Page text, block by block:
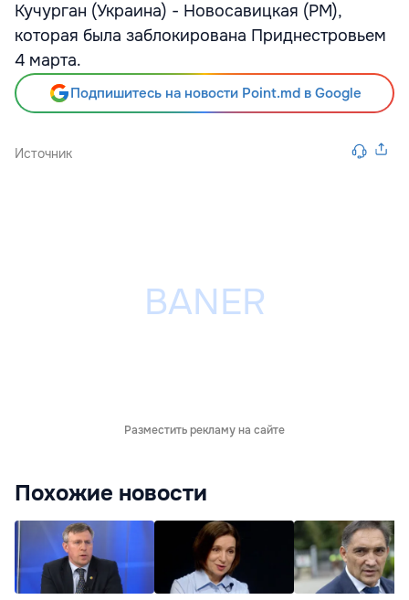
Кучурган (Украина) - Новосавицкая (РМ),
которая была заблокирована Приднестровьем
4 марта.
Подпишитесь на новости Point.md в Google
Источник
Разместить рекламу на сайте
Похожие новости